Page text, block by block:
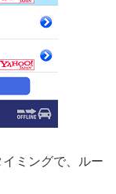
ミングで、ルー